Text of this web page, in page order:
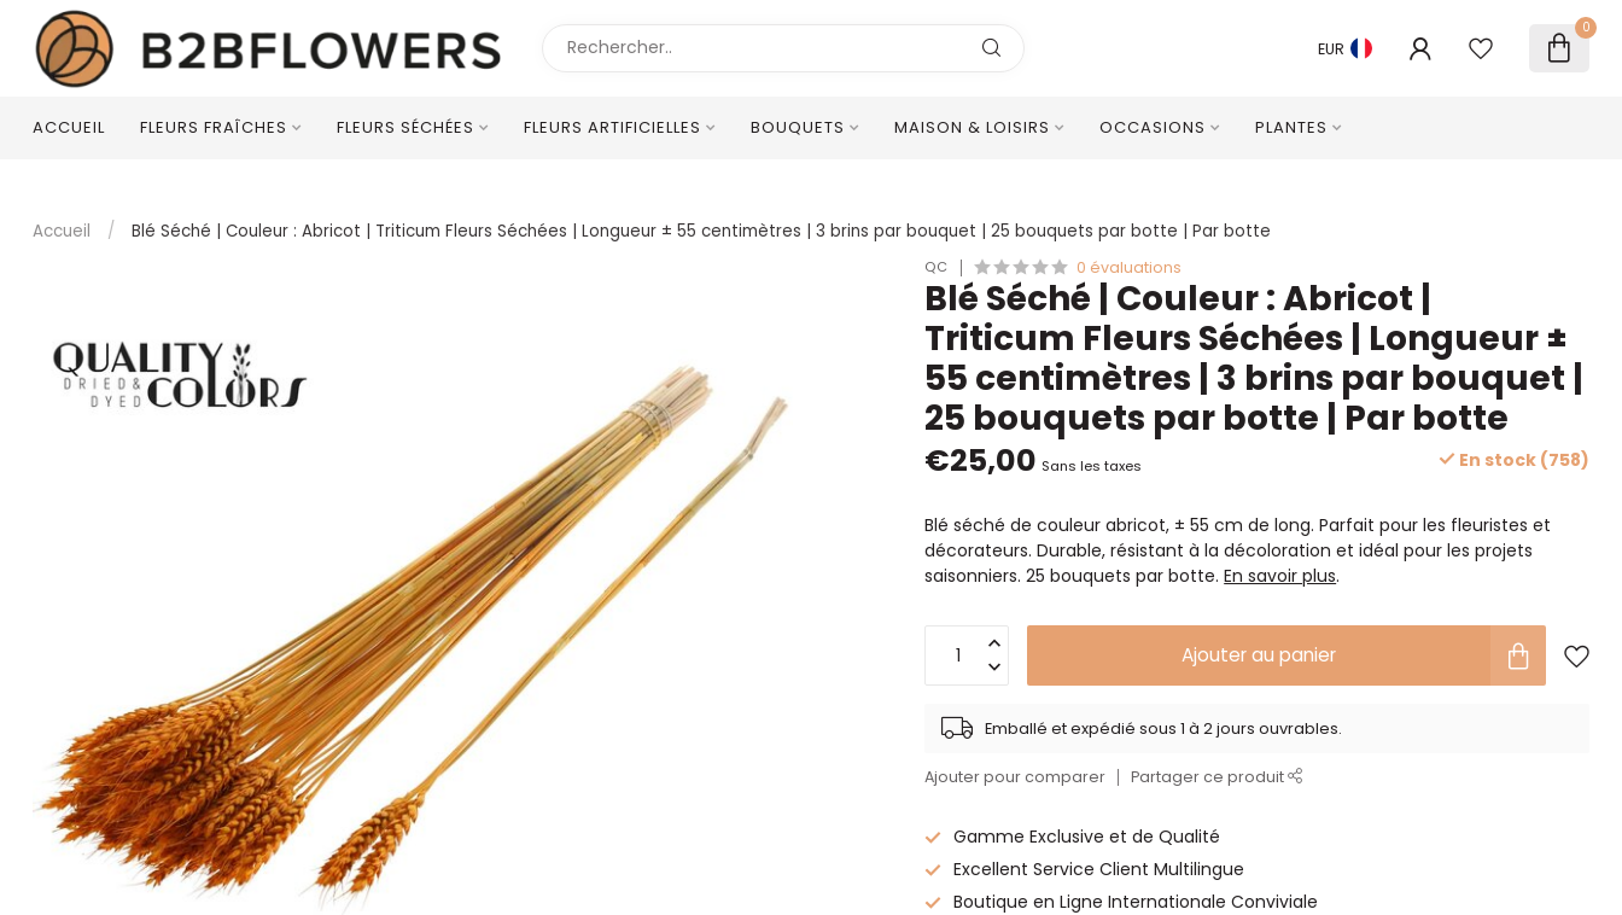
EUR
0
ACCUEIL FLEURS FRAÎCHES FLEURS SÉCHÉES FLEURS ARTIFICIELLES BOUQUETS MAISON & LOISIRS OCCASIONS PLANTES
Accueil / Blé Séché | Couleur : Abricot | Triticum Fleurs Séchées | Longueur ± 55 centimètres | 3 brins par bouquet | 25 bouquets par botte | Par botte
QC 0 évaluations
Blé Séché | Couleur : Abricot |
Triticum Fleurs Séchées | Longueur ±
55 centimètres | 3 brins par bouquet |
25 bouquets par botte | Par botte
€25,00 Sans les taxes En stock (758)
Blé séché de couleur abricot, ± 55 cm de long. Parfait pour les fleuristes et
décorateurs. Durable, résistant à la décoloration et idéal pour les projets
saisonniers. 25 bouquets par botte.En savoir plus.
Ajouter au panier
Emballé et expédié sous 1 à 2 jours ouvrables.
Ajouter pour comparer Partager ce produit
Gamme Exclusive et de Qualité
Excellent Service Client Multilingue
Boutique en Ligne Internationale Conviviale